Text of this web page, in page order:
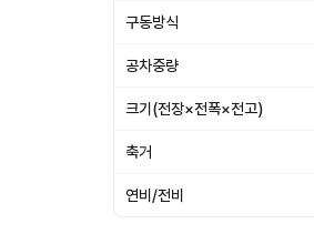
구동방식
공차중량
크기(전장×전폭×전고)
축거
연비/전비